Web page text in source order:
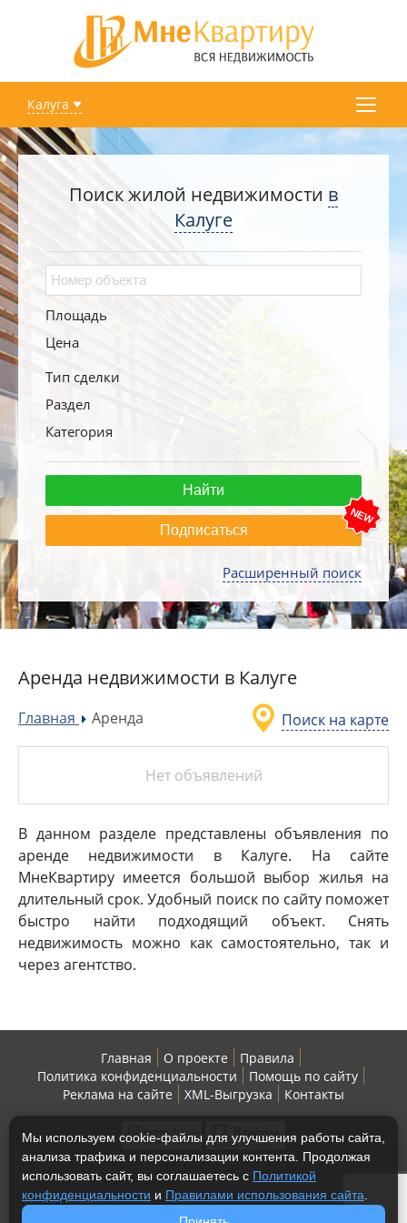
Калуга
Поиск жилой недвижимости в
Калуге
Площадь
Цена
Тип сделки
Раздел
Категория
Подписаться
Расширенный поиск
Аренда недвижимости в Калуге
Поиск на карте
Главная »
Аренда
Нет объявлений
В данном разделе представлены объявления по
аренде недвижимости в Калуге. На сайте
МнеКвартиру имеется большой выбор жилья на
длительный срок. Удобный поиск по сайту поможет
быстро найти подходящий объект. Снять
недвижимость можно как самостоятельно, так и
через агентство.
Главная О проекте
Правила
Политика конфиденциальности
Помощь по сайту
Реклама на сайте
XML-Выгрузка Контакты
Copyright © 2013-2026 МнеКвартиру - жилая
Мы используем cookie-файлы для улучшения работы сайта,
анализа трафика и персонализации контента. Продолжая
использовать сайт, вы соглашаетесь с Политикой
конфиденциальности и Правилами использования сайта